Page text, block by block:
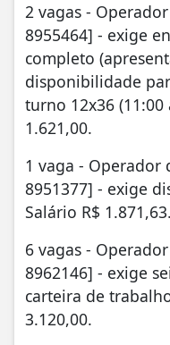
2 vagas -
8955464] - exige
completo
disponibilidade
turno 12x36 (11:00
1.621,00.
1 vaga - Operador
8951377] - exige
Salário R$ 1.871,63.
6 vagas -
8962146] - exige
carteira de
3.120,00.